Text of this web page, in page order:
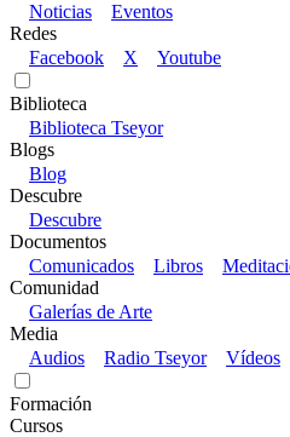
Noticias
Eventos
Redes
Facebook
X Youtube
Biblioteca
Biblioteca Tseyor
Blogs
Blog
Descubre
Descubre
Documentos
Comunicados
Libros
Comunidad
Galerías de Arte
Media
Audios
Radio Tseyor Vídeos
Formación
Cursos